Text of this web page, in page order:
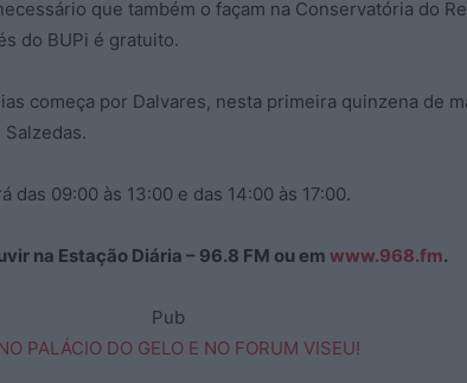
que também o façam na Conservatória do
do BUPi é gratuito.
começa por Dalvares, nesta primeira quinzena de
das 09:00 às 13:00 e das 14:00 às 17:00.
na Estação Diária – 96.8 FM ou em www.968.fm.
Pub